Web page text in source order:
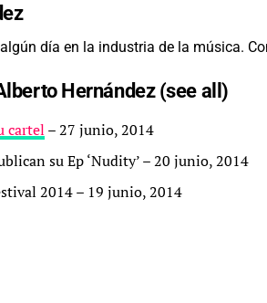
día en la industria de la música.
Hernández(see all)
cartel – 27 junio, 2014
su Ep ‘Nudity’– 20 junio, 2014
2014– 19 junio, 2014